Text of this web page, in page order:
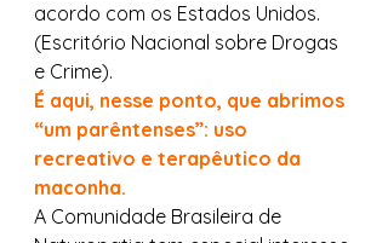
acordo com os Estados Unidos.
(Escritório Nacional sobre Drogas
e Crime).
É aqui, nesse ponto, que abrimos
“um parêntenses”: uso
recreativo e terapêutico da
maconha.
A Comunidade Brasileira de